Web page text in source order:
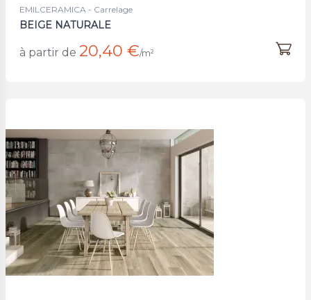
EMILCERAMICA - Carrelage
BEIGE NATURALE
à partir de 20,40 €/m²